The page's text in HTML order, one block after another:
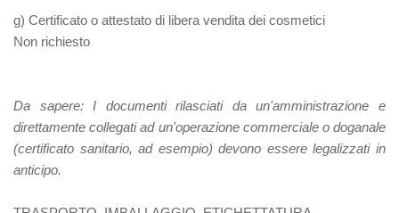
g) Certificato o attestato di libera vendita dei cosmetici
Non richiesto
Da sapere: I documenti rilasciati da un'amministrazione e
direttamente collegati ad un'operazione commerciale o doganale
(certificato sanitario, ad esempio) devono essere legalizzati in
anticipo.